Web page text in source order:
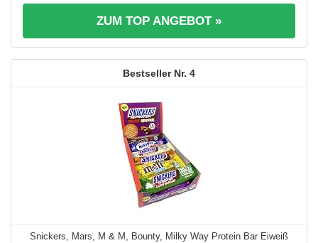
ZUM TOP ANGEBOT »
4
Snickers, Mars, M & M, Bounty, Milky Way Protein Bar Eiweiß